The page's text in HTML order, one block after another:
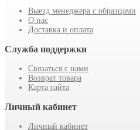
Выезд менеджера с образцами
О нас
Доставка и оплата
Служба поддержки
Связаться с нами
Возврат товара
Карта сайта
Личный кабинет
Личный кабинет